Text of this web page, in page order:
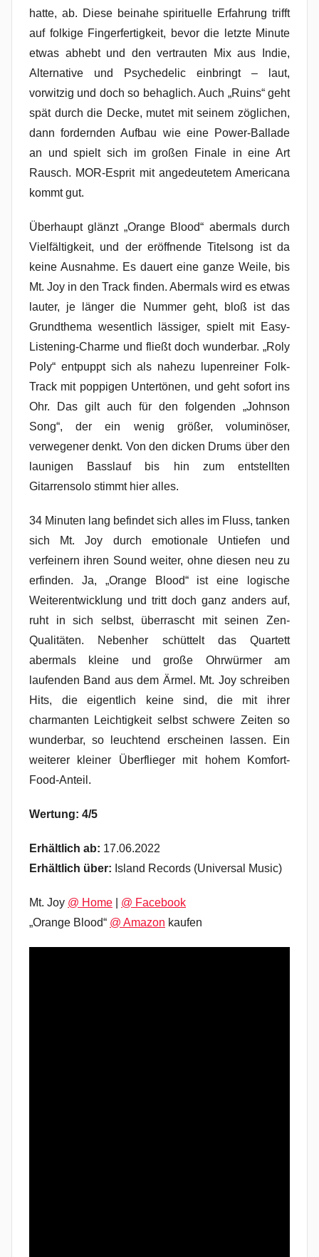
hatte, ab. Diese beinahe spirituelle Erfahrung trifft
auf folkige Fingerfertigkeit, bevor die letzte Minute
etwas abhebt und den vertrauten Mix aus Indie,
Alternative und Psychedelic einbringt – laut,
vorwitzig und doch so behaglich. Auch „Ruins“ geht
spät durch die Decke, mutet mit seinem zöglichen,
dann fordernden Aufbau wie eine Power-Ballade
an und spielt sich im großen Finale in eine Art
Rausch. MOR-Esprit mit angedeutetem Americana
kommt gut.
Überhaupt glänzt „Orange Blood“ abermals durch
Vielfältigkeit, und der eröffnende Titelsong ist da
keine Ausnahme. Es dauert eine ganze Weile, bis
Mt. Joy in den Track finden. Abermals wird es etwas
lauter, je länger die Nummer geht, bloß ist das
Grundthema wesentlich lässiger, spielt mit Easy-
Listening-Charme und fließt doch wunderbar. „Roly
Poly“ entpuppt sich als nahezu lupenreiner Folk-
Track mit poppigen Untertönen, und geht sofort ins
Ohr. Das gilt auch für den folgenden „Johnson
Song“, der ein wenig größer, voluminöser,
verwegener denkt. Von den dicken Drums über den
launigen Basslauf bis hin zum entstellten
Gitarrensolo stimmt hier alles.
34 Minuten lang befindet sich alles im Fluss, tanken
sich Mt. Joy durch emotionale Untiefen und
verfeinern ihren Sound weiter, ohne diesen neu zu
erfinden. Ja, „Orange Blood“ ist eine logische
Weiterentwicklung und tritt doch ganz anders auf,
ruht in sich selbst, überrascht mit seinen Zen-
Qualitäten. Nebenher schüttelt das Quartett
abermals kleine und große Ohrwürmer am
laufenden Band aus dem Ärmel. Mt. Joy schreiben
Hits, die eigentlich keine sind, die mit ihrer
charmanten Leichtigkeit selbst schwere Zeiten so
wunderbar, so leuchtend erscheinen lassen. Ein
weiterer kleiner Überflieger mit hohem Komfort-
Food-Anteil.
Wertung: 4/5
Erhältlich ab: 17.06.2022
Erhältlich über: Island Records (Universal Music)
Mt. Joy @ Home
@ Facebook
„Orange Blood“ @ Amazon kaufen